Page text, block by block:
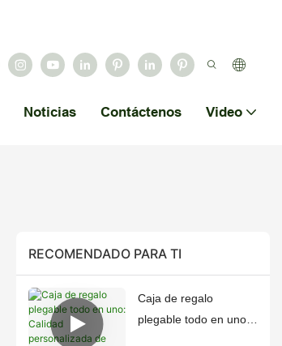
Noticias Contáctenos Video
RECOMENDADO PARA TI
Caja de regalo
plegable todo en uno: